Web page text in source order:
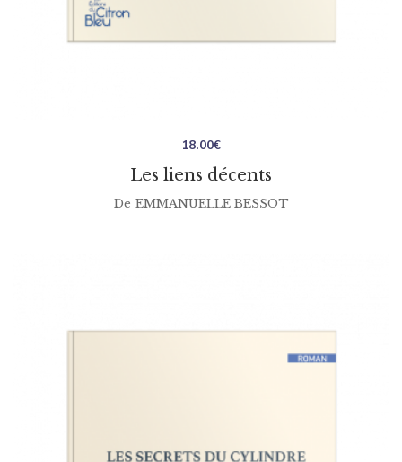
Les liens décents
18.00€
De EMMANUELLE BESSOT